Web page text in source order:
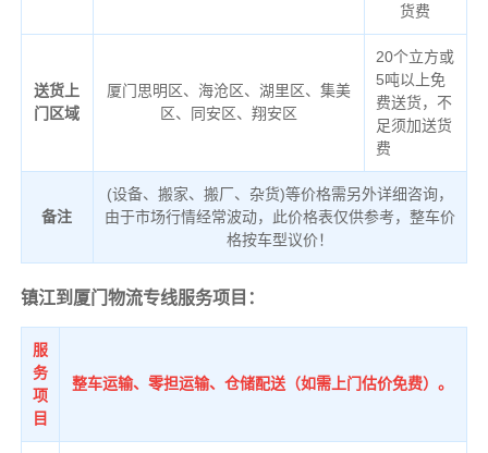
货费
送货上
门区域
厦门思明区、海沧区、湖里区、集美
区、同安区、翔安区
20个立方或
5吨以上免
费送货，不
足须加送货
费
备注
(设备、搬家、搬厂、杂货)等价格需另外详细咨询，
由于市场行情经常波动，此价格表仅供参考，整车价
格按车型议价！
镇江到厦门物流专线服务项目：
服
务
项
目
整车运输、零担运输、仓储配送（如需上门估价免费）。